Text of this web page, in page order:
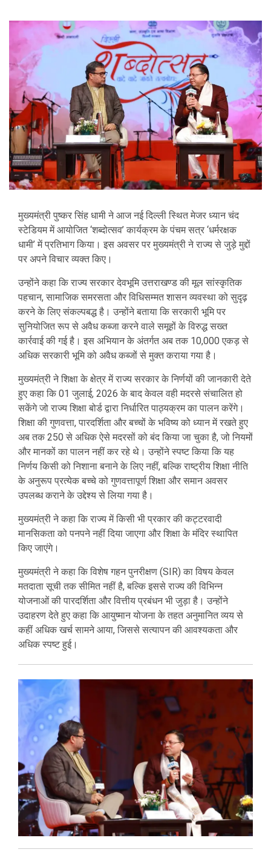
मुख्यमंत्री पुष्कर सिंह धामी ने आज नई दिल्ली स्थित मेजर ध्यान चंद
स्टेडियम में आयोजित ‘शब्दोत्सव’ कार्यक्रम के पंचम सत्र ‘धर्मरक्षक
धामी’ में प्रतिभाग किया। इस अवसर पर मुख्यमंत्री ने राज्य से जुड़े मुद्दों
पर अपने विचार व्यक्त किए।
उन्होंने कहा कि राज्य सरकार देवभूमि उत्तराखण्ड की मूल सांस्कृतिक
पहचान, सामाजिक समरसता और विधिसम्मत शासन व्यवस्था को सुदृढ़
करने के लिए संकल्पबद्ध है। उन्होंने बताया कि सरकारी भूमि पर
सुनियोजित रूप से अवैध कब्जा करने वाले समूहों के विरुद्ध सख्त
कार्रवाई की गई है। इस अभियान के अंतर्गत अब तक 10,000 एकड़ से
अधिक सरकारी भूमि को अवैध कब्जों से मुक्त कराया गया है।
मुख्यमंत्री ने शिक्षा के क्षेत्र में राज्य सरकार के निर्णयों की जानकारी देते
हुए कहा कि 01 जुलाई, 2026 के बाद केवल वही मदरसे संचालित हो
सकेंगे जो राज्य शिक्षा बोर्ड द्वारा निर्धारित पाठ्यक्रम का पालन करेंगे।
शिक्षा की गुणवत्ता, पारदर्शिता और बच्चों के भविष्य को ध्यान में रखते हुए
अब तक 250 से अधिक ऐसे मदरसों को बंद किया जा चुका है, जो नियमों
और मानकों का पालन नहीं कर रहे थे। उन्होंने स्पष्ट किया कि यह
निर्णय किसी को निशाना बनाने के लिए नहीं, बल्कि राष्ट्रीय शिक्षा नीति
के अनुरूप प्रत्येक बच्चे को गुणवत्तापूर्ण शिक्षा और समान अवसर
उपलब्ध कराने के उद्देश्य से लिया गया है।
मुख्यमंत्री ने कहा कि राज्य में किसी भी प्रकार की कट्टरवादी
मानसिकता को पनपने नहीं दिया जाएगा और शिक्षा के मंदिर स्थापित
किए जाएंगे।
मुख्यमंत्री ने कहा कि विशेष गहन पुनरीक्षण (SIR) का विषय केवल
मतदाता सूची तक सीमित नहीं है, बल्कि इससे राज्य की विभिन्न
योजनाओं की पारदर्शिता और वित्तीय प्रबंधन भी जुड़ा है। उन्होंने
उदाहरण देते हुए कहा कि आयुष्मान योजना के तहत अनुमानित व्यय से
कहीं अधिक खर्च सामने आया, जिससे सत्यापन की आवश्यकता और
अधिक स्पष्ट हुई।